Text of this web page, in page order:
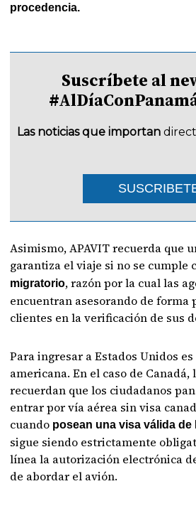
procedencia.
Suscríbete al
Las noticias que importan
Asimismo, APAVIT recuerda que
garantiza el viaje si no se cumple
migratorio, razón por la cual las
encuentran asesorando de forma
clientes en la verificación de sus
Para ingresar a Estados Unidos
americana. En el caso de Canadá,
recuerdan que los ciudadanos
entrar por vía aérea sin visa
cuando posean una visa válida de
sigue siendo estrictamente
línea la autorización electrónica
de abordar el avión.